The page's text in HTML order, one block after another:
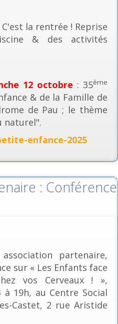
C'est la rentrée ! Reprise
& des activités
12 octobre : 35ème
& de la Famille de
de Pau ; le thème
naturel".
enfance-2025
: Conférence
partenaire,
sur « Les Enfants face
vos Cerveaux ! »,
19h, au Centre Social
Castet, 2 rue Aristide